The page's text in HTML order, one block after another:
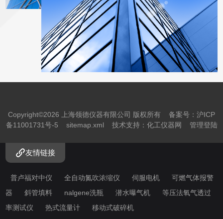
系统、冻存管理系统、A2/B2生物安全柜全系产品...
Copyright©2026 上海领德仪器有限公司 版权所有 备案号：沪ICP
备11001731号-5
sitemap.xml 技术支持： 化工仪器网 管理登陆
友情链接
普卢福对中仪 全自动氮吹浓缩仪 伺服电机
可燃气体报警
器
斜管填料 nalgene洗瓶 潜水曝气机
等压法氧气透过
率测试仪
热式流量计 移动式破碎机